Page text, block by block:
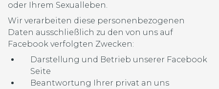
oder Ihrem Sexualleben.
Wir verarbeiten diese personenbezogenen
Daten ausschließlich zu den von uns auf
Facebook verfolgten Zwecken:
Darstellung und Betrieb unserer Facebook
Seite
Beantwortung Ihrer privat an uns